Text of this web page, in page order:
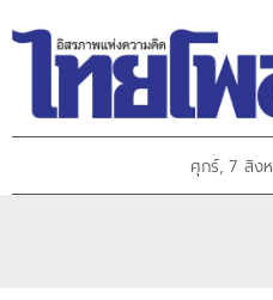
ศุกร์, 7 สิง